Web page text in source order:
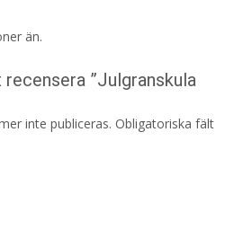
än.
”Julgranskula
inte publiceras. Obligatoriska fält